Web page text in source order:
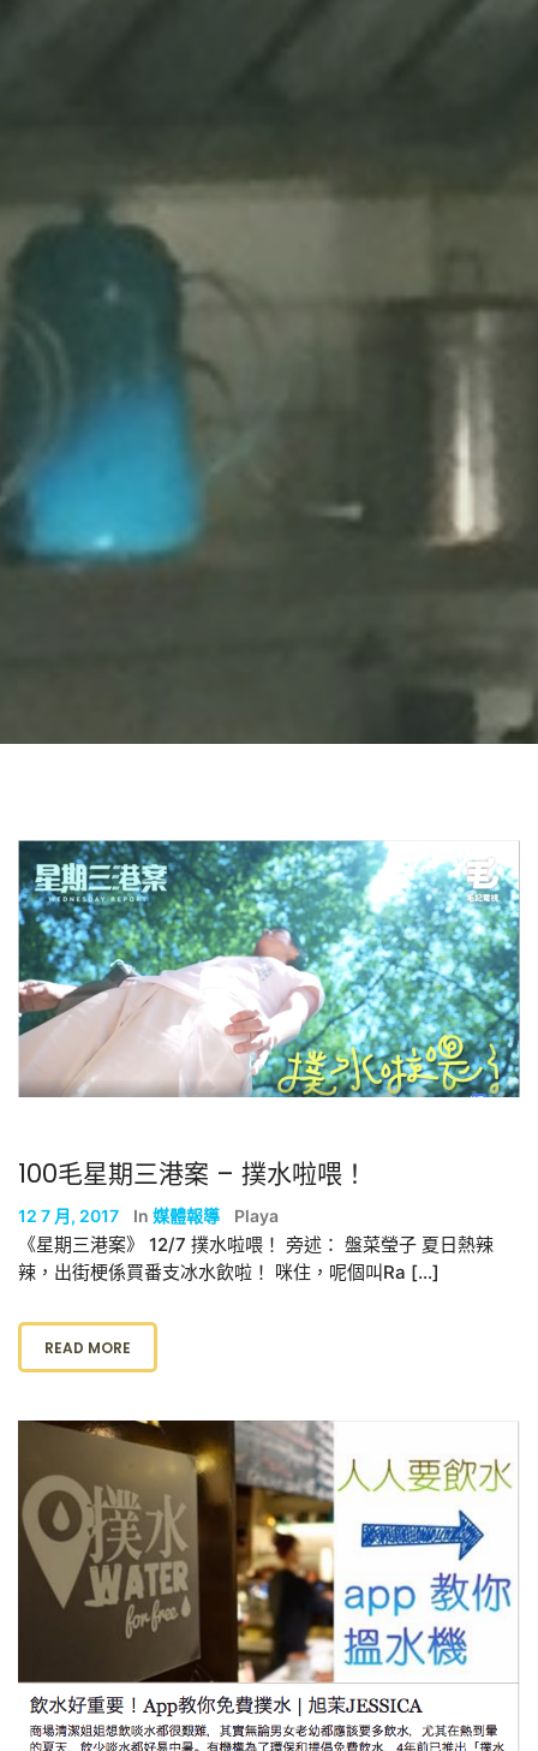
100毛星期三港案 – 撲水啦喂！
12 7 月, 2017 In 媒體報導 Playa
《星期三港案》 12/7 撲水啦喂！ 旁述： 盤菜瑩子 夏日熱辣
辣，出街梗係買番支冰水飲啦！ 咪住，呢個叫Ra […]
READ MORE